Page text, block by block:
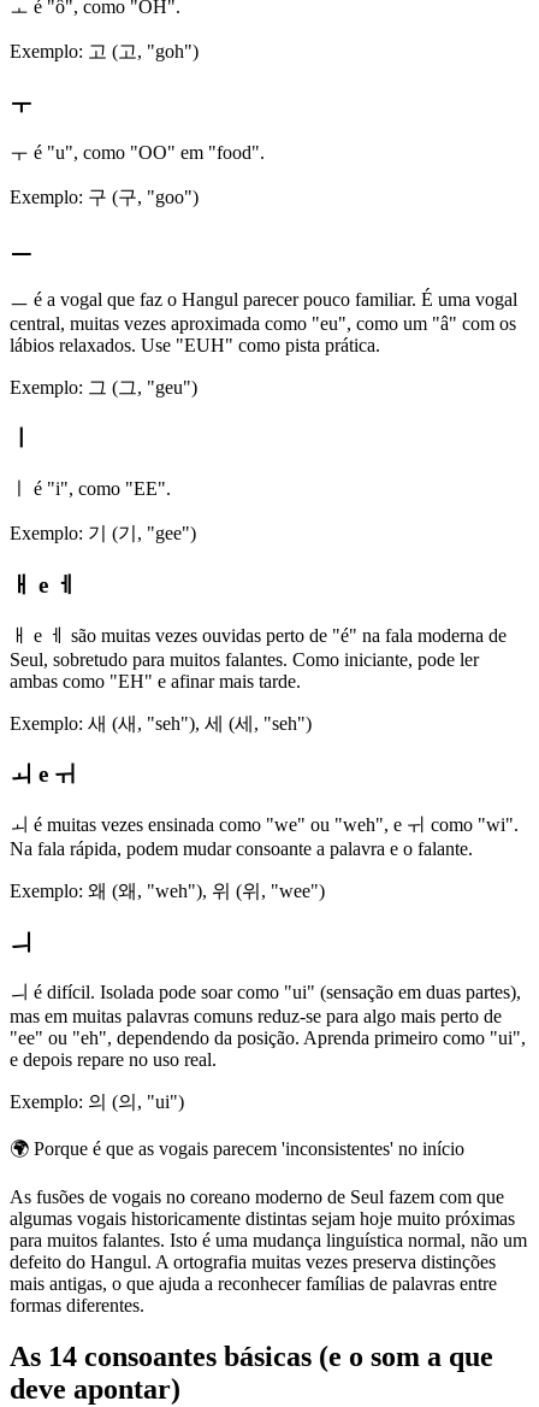
ㅗ é "ô", como "OH".
Exemplo: 고 (고, "goh")
ㅜ
ㅜ é "u", como "OO" em "food".
Exemplo: 구 (구, "goo")
ㅡ
ㅡ é a vogal que faz o Hangul parecer pouco familiar. É uma vogal
central, muitas vezes aproximada como "eu", como um "â" com os
lábios relaxados. Use "EUH" como pista prática.
Exemplo: 그 (그, "geu")
ㅣ é "i", como "EE".
Exemplo: 기 (기, "gee")
ㅐ e ㅔ
ㅐ e ㅔ são muitas vezes ouvidas perto de "é" na fala moderna de
Seul, sobretudo para muitos falantes. Como iniciante, pode ler
ambas como "EH" e afinar mais tarde.
Exemplo: 새 (새, "seh"), 세 (세, "seh")
ㅚ e ㅟ
ㅚ é muitas vezes ensinada como "we" ou "weh", e ㅟ como "wi".
Na fala rápida, podem mudar consoante a palavra e o falante.
Exemplo: 왜 (왜, "weh"), 위 (위, "wee")
ㅢ
ㅢ é difícil. Isolada pode soar como "ui" (sensação em duas partes),
mas em muitas palavras comuns reduz-se para algo mais perto de
"ee" ou "eh", dependendo da posição. Aprenda primeiro como "ui",
e depois repare no uso real.
Exemplo: 의 (의, "ui")
🌍 Porque é que as vogais parecem 'inconsistentes' no início
As fusões de vogais no coreano moderno de Seul fazem com que
algumas vogais historicamente distintas sejam hoje muito próximas
para muitos falantes. Isto é uma mudança linguística normal, não um
defeito do Hangul. A ortografia muitas vezes preserva distinções
mais antigas, o que ajuda a reconhecer famílias de palavras entre
formas diferentes.
As 14 consoantes básicas (e o som a que
deve apontar)